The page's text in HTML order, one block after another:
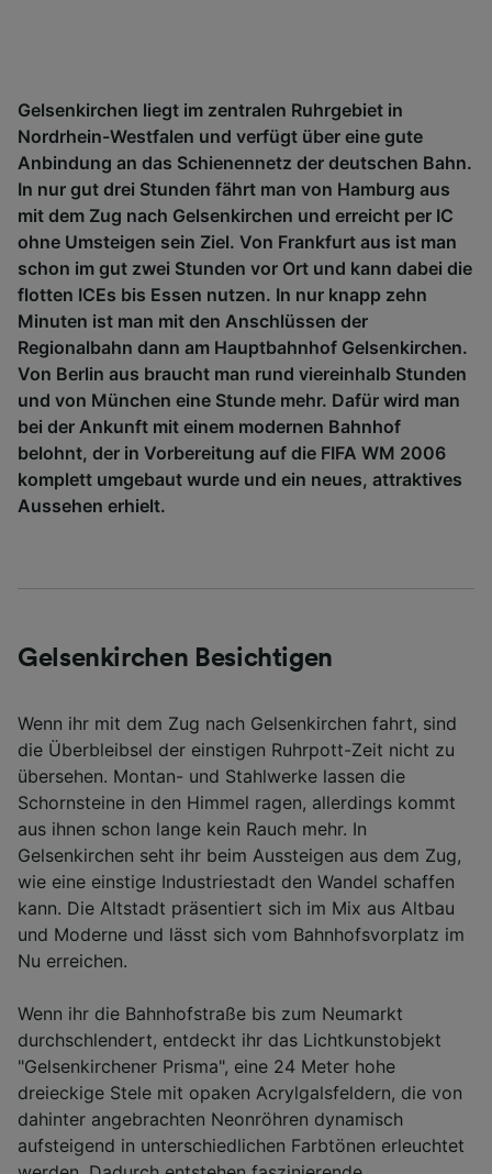
Gelsenkirchen liegt im zentralen Ruhrgebiet in
Nordrhein-Westfalen und verfügt über eine gute
Anbindung an das Schienennetz der deutschen Bahn.
In nur gut drei Stunden fährt man von Hamburg aus
mit dem Zug nach Gelsenkirchen und erreicht per IC
ohne Umsteigen sein Ziel. Von Frankfurt aus ist man
schon im gut zwei Stunden vor Ort und kann dabei die
flotten ICEs bis Essen nutzen. In nur knapp zehn
Minuten ist man mit den Anschlüssen der
Regionalbahn dann am Hauptbahnhof Gelsenkirchen.
Von Berlin aus braucht man rund viereinhalb Stunden
und von München eine Stunde mehr. Dafür wird man
bei der Ankunft mit einem modernen Bahnhof
belohnt, der in Vorbereitung auf die FIFA WM 2006
komplett umgebaut wurde und ein neues, attraktives
Aussehen erhielt.
Gelsenkirchen Besichtigen
Wenn ihr mit dem Zug nach Gelsenkirchen fahrt, sind
die Überbleibsel der einstigen Ruhrpott-Zeit nicht zu
übersehen. Montan- und Stahlwerke lassen die
Schornsteine in den Himmel ragen, allerdings kommt
aus ihnen schon lange kein Rauch mehr. In
Gelsenkirchen seht ihr beim Aussteigen aus dem Zug,
wie eine einstige Industriestadt den Wandel schaffen
kann. Die Altstadt präsentiert sich im Mix aus Altbau
und Moderne und lässt sich vom Bahnhofsvorplatz im
Nu erreichen.
Wenn ihr die Bahnhofstraße bis zum Neumarkt
durchschlendert, entdeckt ihr das Lichtkunstobjekt
"Gelsenkirchener Prisma", eine 24 Meter hohe
dreieckige Stele mit opaken Acrylgalsfeldern, die von
dahinter angebrachten Neonröhren dynamisch
aufsteigend in unterschiedlichen Farbtönen erleuchtet
Surfverhalten nicht zu verfolgen.
Wir und unsere Partner verarbeiten Daten, um
Folgendes bereitzustellen:
Verwendung genauer Standortdaten.
Endgeräteeigenschaften zur Identifikation
aktiv abfragen. Speichern von oder Zugriff auf
Informationen auf einem Endgerät.
Personalisierte Werbung und Inhalte, Messung
von Werbeleistung und der Performance von
Inhalten, Zielgruppenforschung sowie
Entwicklung und Verbesserung von
Angeboten.
Liste der Partner (Lieferanten)